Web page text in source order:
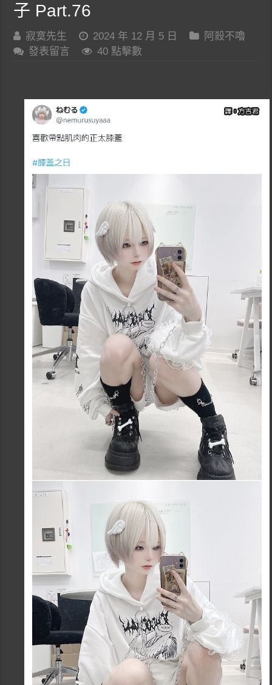
子 Part.76
寂寞先生 2024 年 12 月 5 日
阿殺不嚕
發表留言
40 點擊數